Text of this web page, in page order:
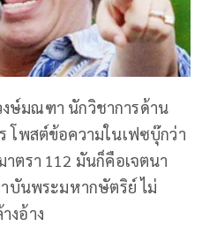
งษ์มณฑา นักวิชาการด้าน
โพสต์ข้อความในเฟซบุ๊กว่า
ตรา 112 มันก็คือเจตนา
บันพระมหากษัตริย์ ไม่
งอ้าง